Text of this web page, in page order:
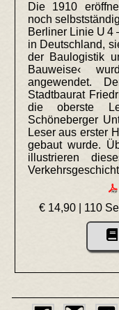
Die 1910
noch
Berliner Linie U 4
in Deutschland,
der Baulogistik
Bauweise‹
angewendet.
Stadtbaurat
die oberste
Schöneberger
Leser aus erster
gebaut wurde.
illustrieren
€ 14,90 | 110